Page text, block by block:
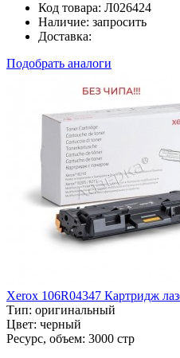
Код товара: Л026424
Наличие: запросить
Доставка:
Подобрать аналоги
Xerox 106R04347 Картридж
Тип: оригинальный
Цвет: черный
Ресурс, объем: 3000 стр